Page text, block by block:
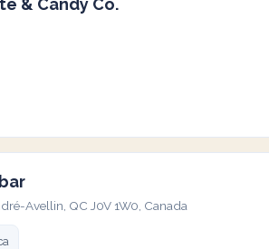
& Candy Co.
Avellin, QC J0V 1W0, Canada